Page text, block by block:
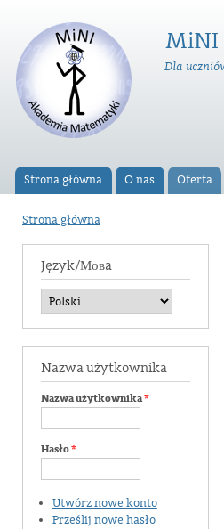
MiNI
Dla
Menu główne
Strona główna O nas Oferta
Strona główna
Język/Мовa
Nazwa użytkownika
Nazwa użytkownika*
Hasło*
Utwórz nowe konto
Prześlij nowe hasło